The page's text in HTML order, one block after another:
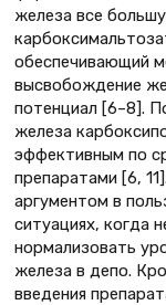
железа все
обеспечивающий
высвобождение
потенциал [6–8].
железа
эффективным по
препаратами [6,
аргументом в
ситуациях, когда
нормализовать
железа в депо.
введения